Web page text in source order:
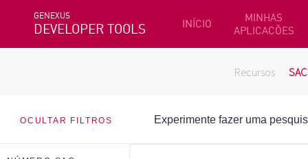
GENEXUS
DEVELOPER TOOLS INÍCIO
MINHAS
APLICACÕES
Recursos SAC